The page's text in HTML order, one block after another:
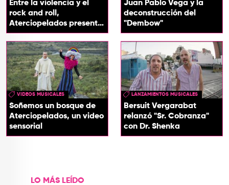
Entre la violencia y el
rock and roll,
Aterciopelados presenta
‘Los 90’
Juan Pablo Vega y la
deconstrucción del
"Dembow"
VIDEOS MUSICALES
Soñemos un bosque de
Aterciopelados, un video
sensorial
LANZAMIENTOS MUSICALES
Bersuit Vergarabat
relanzó "Sr. Cobranza"
con Dr. Shenka
LO MÁS LEÍDO